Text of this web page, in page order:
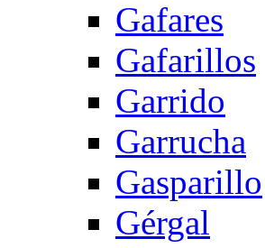
Gafares
Gafarillos
Garrido
Garrucha
Gasparillo
Gérgal